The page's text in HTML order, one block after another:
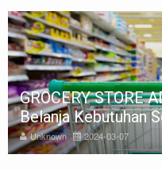
GROCERY STORE
Belanja Kebutuhan
Unknown 2024-03-07